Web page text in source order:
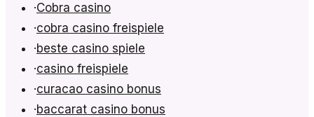
·Cobra casino
·cobra casino freispiele
·beste casino spiele
·casino freispiele
·curacao casino bonus
·baccarat casino bonus